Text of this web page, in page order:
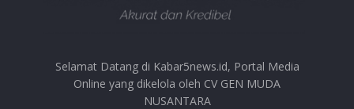
Selamat Datang di Kabar5news.id, Portal Media
Online yang dikelola oleh CV GEN MUDA
NUSANTARA